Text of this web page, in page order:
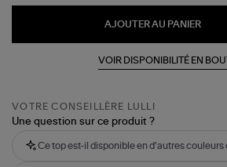
AJOUTER AU PANIER
VOIR DISPONIBILITÉ EN
VOTRE CONSEILLÈRE LULLI
Une question sur ce produit ?
Ce top est-il disponible en d'autres couleurs